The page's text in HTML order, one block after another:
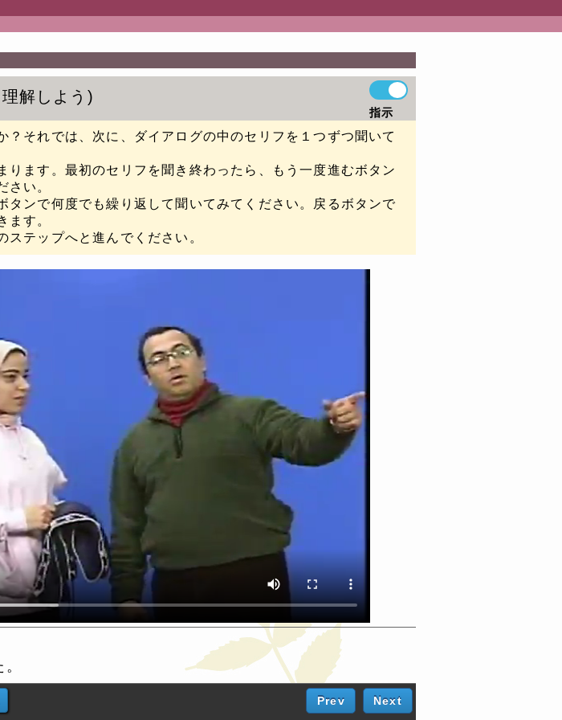
解しよう
指示
？それでは、次に、ダイアログの中のセリフを１つずつ聞いて
ります。最初のセリフを聞き終わったら、もう一度進むボタン
さい。
タンで何度でも繰り返して聞いてみてください。戻るボタンで
ます。
テップへと進んでください。
Prev Next